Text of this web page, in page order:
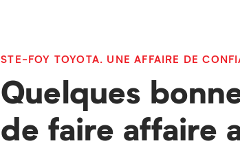
STE-FOY TOYOTA. UNE AFFAIRE DE
Quelques
de faire affaire